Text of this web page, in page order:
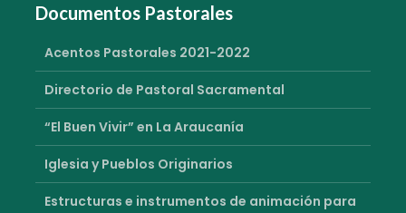
Documentos Pastorales
Acentos Pastorales 2021-2022
Directorio de Pastoral Sacramental
“El Buen Vivir” en La Araucanía
Iglesia y Pueblos Originarios
Estructuras e instrumentos de animación para